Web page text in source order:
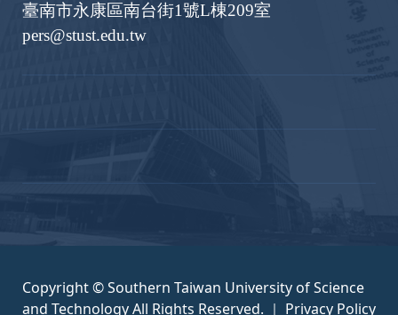
臺南市永康區南台街1號L棟209室
pers@stust.edu.tw
Copyright © Southern Taiwan University of Science
and Technology All Rights Reserved. ｜ Privacy Policy